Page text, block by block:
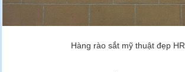
Hàng rào sắt mỹ thuật đẹp